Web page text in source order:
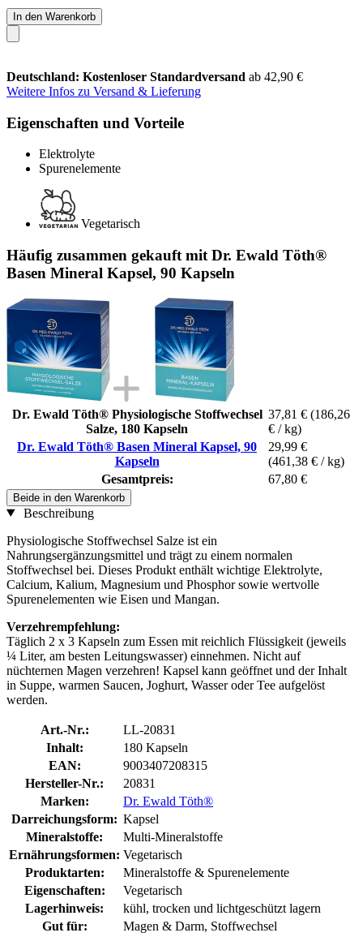
In den Warenkorb
Deutschland: Kostenloser Standardversand ab 42,90 €
Weitere Infos zu Versand & Lieferung
Eigenschaften und Vorteile
Elektrolyte
Spurenelemente
Vegetarisch
Häufig zusammen gekauft mit Dr. Ewald Töth®
Basen Mineral Kapsel, 90 Kapseln
Dr. Ewald Töth® Physiologische Stoffwechsel
Salze, 180 Kapseln
37,81 € (186,26
€ / kg)
Dr. Ewald Töth® Basen Mineral Kapsel, 90
Kapseln
29,99 €
(461,38 € / kg)
Gesamtpreis:
67,80 €
Beide in den Warenkorb
Beschreibung
Physiologische Stoffwechsel Salze ist ein
Nahrungsergänzungsmittel und trägt zu einem normalen
Stoffwechsel bei. Dieses Produkt enthält wichtige Elektrolyte,
Calcium, Kalium, Magnesium und Phosphor sowie wertvolle
Spurenelementen wie Eisen und Mangan.
Verzehrempfehlung:
Täglich 2 x 3 Kapseln zum Essen mit reichlich Flüssigkeit (jeweils
¼ Liter, am besten Leitungswasser) einnehmen. Nicht auf
nüchternen Magen verzehren! Kapsel kann geöffnet und der Inhalt
in Suppe, warmen Saucen, Joghurt, Wasser oder Tee aufgelöst
werden.
Art.-Nr.:
LL-20831
Inhalt:
180 Kapseln
EAN:
9003407208315
Hersteller-Nr.:
20831
Marken:
Dr. Ewald Töth®
Darreichungsform: Kapsel
Mineralstoffe:
Multi-Mineralstoffe
Ernährungsformen: Vegetarisch
Produktarten:
Mineralstoffe & Spurenelemente
Eigenschaften:
Vegetarisch
Lagerhinweis:
kühl, trocken und lichtgeschützt lagern
Gut für:
Magen & Darm, Stoffwechsel